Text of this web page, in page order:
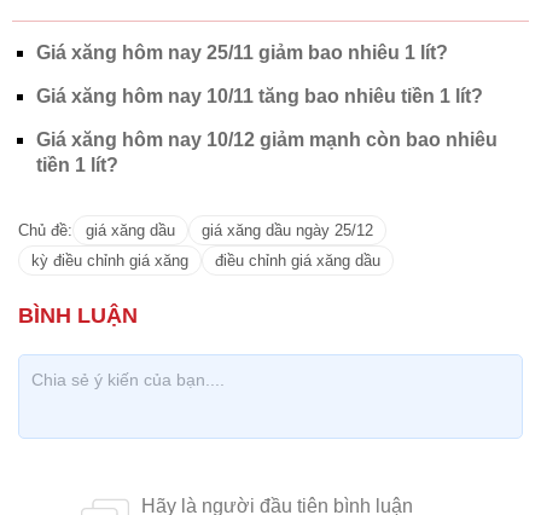
Giá xăng hôm nay 25/11 giảm bao nhiêu 1 lít?
Giá xăng hôm nay 10/11 tăng bao nhiêu tiền 1 lít?
Giá xăng hôm nay 10/12 giảm mạnh còn bao nhiêu
tiền 1 lít?
Chủ đề: giá xăng dầu
giá xăng dầu ngày 25/12
kỳ điều chỉnh giá xăng
điều chỉnh giá xăng dầu